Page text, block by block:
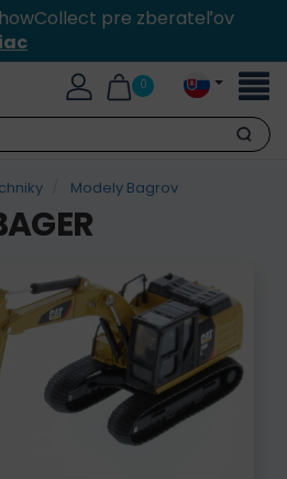
pre zberateľov
0
Hľadať
Modely Bagrov